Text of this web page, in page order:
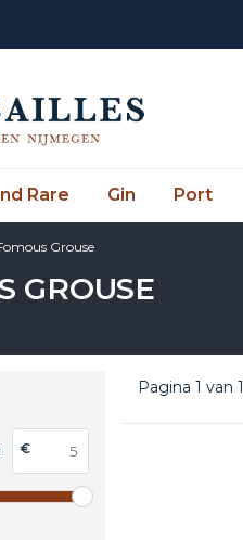
Rare Gin Port
Grouse
GROUSE
€
Pagina 1 van 1